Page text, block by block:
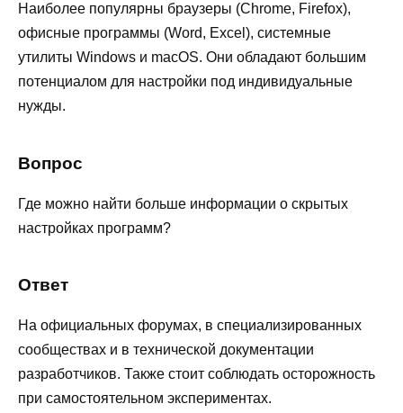
Наиболее популярны браузеры (Chrome, Firefox),
офисные программы (Word, Excel), системные
утилиты Windows и macOS. Они обладают большим
потенциалом для настройки под индивидуальные
нужды.
Вопрос
Где можно найти больше информации о скрытых
настройках программ?
Ответ
На официальных форумах, в специализированных
сообществах и в технической документации
разработчиков. Также стоит соблюдать осторожность
при самостоятельном экспериментах.